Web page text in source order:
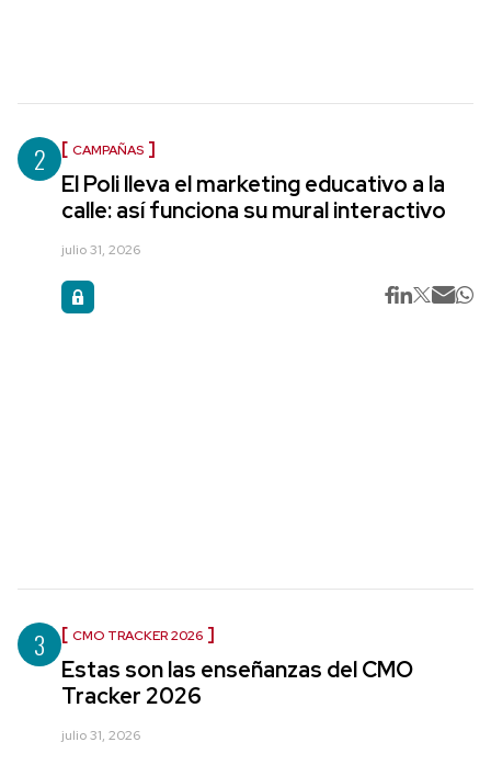
2 CAMPAÑAS
El Poli lleva el marketing educativo a la
calle: así funciona su mural interactivo
julio 31, 2026
3 CMO TRACKER 2026
Estas son las enseñanzas del CMO
Tracker 2026
julio 31, 2026